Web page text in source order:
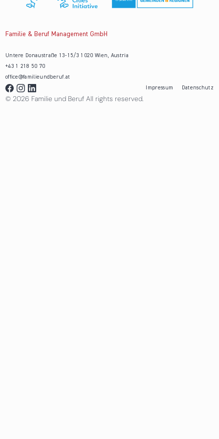
Familie & Beruf Management GmbH
Untere Donaustraße 13-15/3 1020 Wien, Austria
+43 1 218 50 70
office@familieundberuf.at
Impressum
Datenschutz
© 2026 Familie und Beruf All rights reserved.